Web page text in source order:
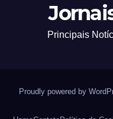
Principais
Proudly powered by